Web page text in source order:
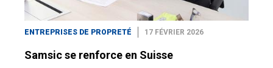
ENTREPRISES DE PROPRETÉ 17 FÉVRIER 2026
Samsic se renforce en Suisse